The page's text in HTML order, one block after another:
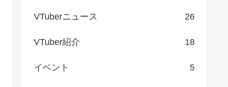
VTuberニュース 26
VTuber紹介 18
イベント 5